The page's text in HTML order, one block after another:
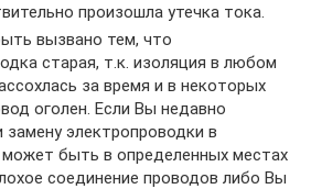
произошла утечка тока.
вызвано тем, что
старая, т.к. изоляция в любом
за время и в некоторых
оголен. Если Вы недавно
электропроводки в
может быть в определенных местах
соединение проводов либо Вы